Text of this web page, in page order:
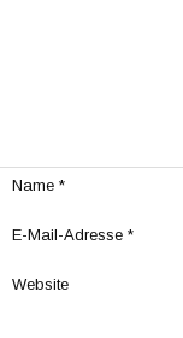
Name *
E-Mail-Adresse *
Website